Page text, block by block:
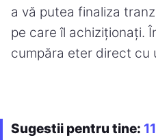
a vă putea finaliza
pe care îl achiziționați.
cumpăra eter direct cu
Sugestii pentru tine: